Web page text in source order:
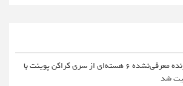
پردازنده معرفی‌نشده 6 هسته‌ای از سری کراکن پوینت با